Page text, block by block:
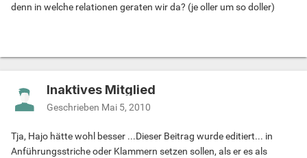
denn in welche relationen geraten wir da? (je oller um so doller)
Inaktives Mitglied
Geschrieben Mai 5, 2010
Tja, Hajo hätte wohl besser ...Dieser Beitrag wurde editiert... in
Anführungsstriche oder Klammern setzen sollen, als er es als